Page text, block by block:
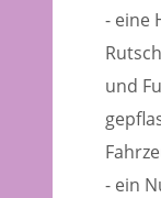
- eine
und
- ein